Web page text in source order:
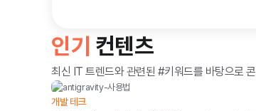
인기 컨텐츠
최신 IT 트렌드와 관련된 #키워드를 바탕으로
개발 테크